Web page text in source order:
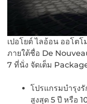
เปอโยต์ ไลอ้อน ออโต
ภายใต้ชื่อ De
7 ที่นั่ง จัดเต็ม
โปรแกรมบำรุง
สูงสุด 5 ปี หรือ